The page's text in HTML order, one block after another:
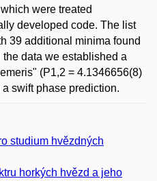
were treated
developed code. The list
39 additional minima found
data we established a
(P1,2 = 4.1346656(8)
swift phase prediction.
studium hvězdných
horkých hvězd a jeho